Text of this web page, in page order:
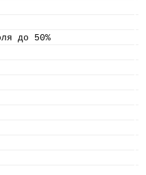
до 50%